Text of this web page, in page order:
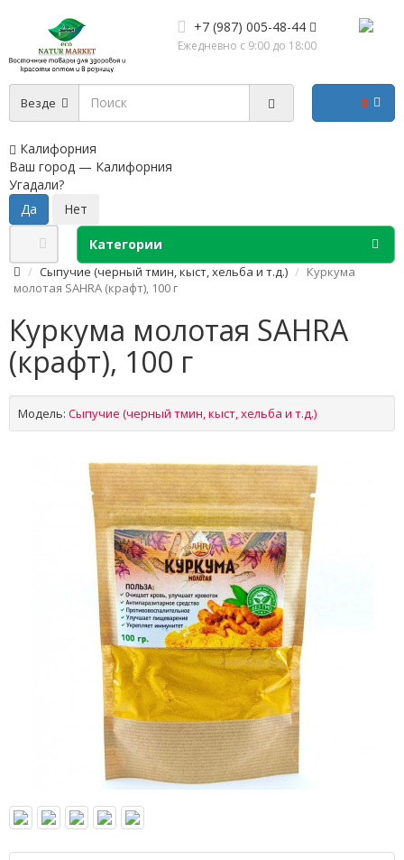
+7 (987) 005-48-44
Ежедневно с 9:00 до 18:00
Везде
Калифорния
Ваш город — Калифорния
Угадали?
0
Категории
Сыпучие (черный тмин, кыст, хельба и т.д.)
Куркума
молотая SAHRA (крафт), 100 г
Куркума молотая SAHRA
(крафт), 100 г
Модель: Сыпучие (черный тмин, кыст, хельба и т.д.)